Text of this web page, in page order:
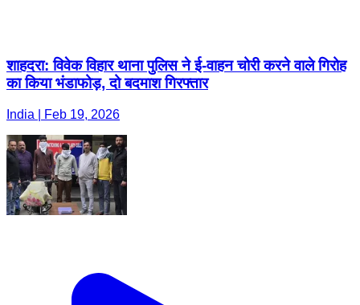
शाहदरा: विवेक विहार थाना पुलिस ने ई-वाहन चोरी करने वाले गिरोह
का किया भंडाफोड़, दो बदमाश गिरफ्तार
India | Feb 19, 2026